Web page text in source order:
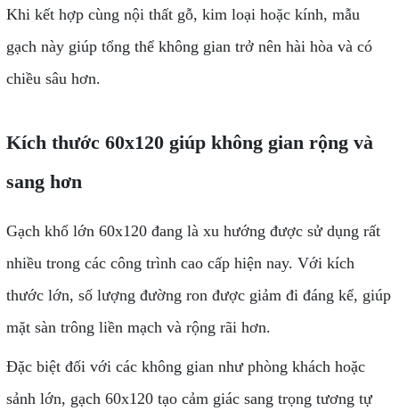
Khi kết hợp cùng nội thất gỗ, kim loại hoặc kính, mẫu
gạch này giúp tổng thể không gian trở nên hài hòa và có
chiều sâu hơn.
Kích thước 60x120 giúp không gian rộng và
sang hơn
Gạch khổ lớn 60x120 đang là xu hướng được sử dụng rất
nhiều trong các công trình cao cấp hiện nay. Với kích
thước lớn, số lượng đường ron được giảm đi đáng kể, giúp
mặt sàn trông liền mạch và rộng rãi hơn.
Đặc biệt đối với các không gian như phòng khách hoặc
sảnh lớn, gạch 60x120 tạo cảm giác sang trọng tương tự